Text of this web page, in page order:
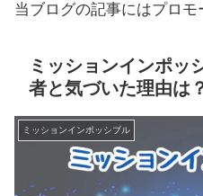
当ブログの記事にはプロ
ミッションインポッ
者と気づいた理由は
ミッションインポッシブル